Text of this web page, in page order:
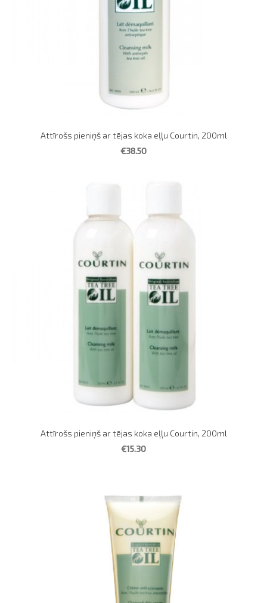
Attīrošs pieniņš ar tējas koka eļļu Courtin, 200ml
€38.50
Attīrošs pieniņš ar tējas koka eļļu Courtin, 200ml
€15.30